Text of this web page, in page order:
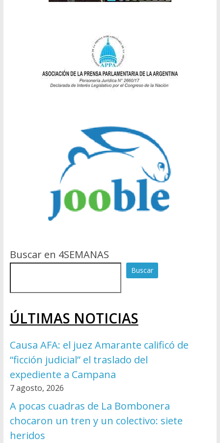
Buscar en 4SEMANAS
Buscar
ÚLTIMAS NOTICIAS
Causa AFA: el juez Amarante calificó de
“ficción judicial” el traslado del
expediente a Campana
7 agosto, 2026
A pocas cuadras de La Bombonera
chocaron un tren y un colectivo: siete
heridos